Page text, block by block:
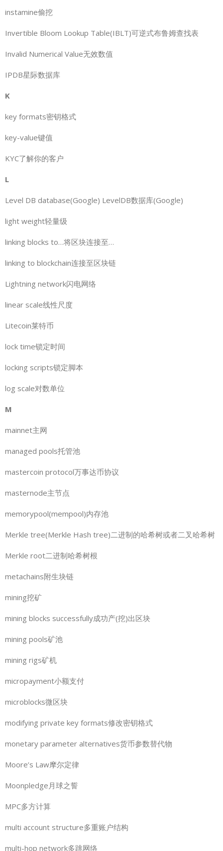
instamine偷挖
Invertible Bloom Lookup Table(IBLT)可逆式布鲁姆查找表
Invalid Numerical Value无效数值
IPDB星际数据库
K
key formats密钥格式
key-value键值
KYC了解你的客户
L
Level DB database(Google) LevelDB数据库(Google)
light weight轻量级
linking blocks to…将区块连接至…
linking to blockchain连接至区块链
Lightning network闪电网络
linear scale线性尺度
Litecoin莱特币
lock time锁定时间
locking scripts锁定脚本
log scale对数单位
M
mainnet主网
managed pools托管池
mastercoin protocol万事达币协议
masternode主节点
memorypool(mempool)内存池
Merkle tree(Merkle Hash tree)二进制的哈希树或者二叉哈希树
Merkle root二进制哈希树根
metachains附生块链
mining挖矿
mining blocks successfully成功产(挖)出区块
mining pools矿池
mining rigs矿机
micropayment小额支付
microblocks微区块
modifying private key formats修改密钥格式
monetary parameter alternatives货币参数替代物
Moore’s Law摩尔定律
Moonpledge月球之誓
MPC多方计算
multi account structure多重账户结构
multi-hop network多跳网络